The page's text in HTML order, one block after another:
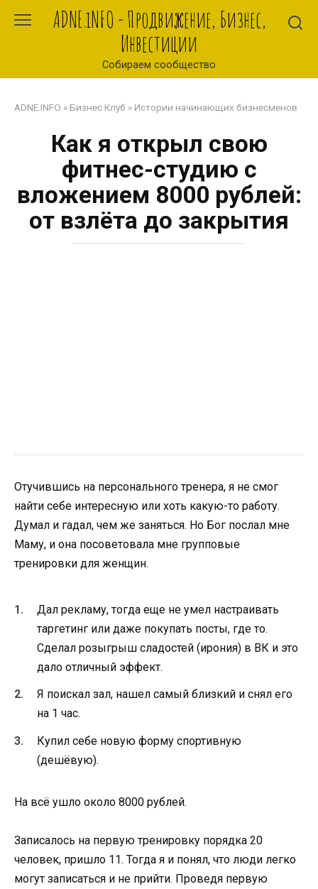
ADNE.iNFO - Продвижение, Бизнес,
Инвестиции
Собираем сообщество
ADNE.INFO »Бизнес Клуб » Истории начинающих бизнесменов
Как я открыл свою
фитнес-студию с
вложением 8000 рублей:
от взлёта до закрытия
Отучившись на персонального тренера, я не смог
найти себе интересную или хоть какую-то работу.
Думал и гадал, чем же заняться. Но Бог послал мне
Маму, и она посоветовала мне групповые
тренировки для женщин.
Дал рекламу, тогда еще не умел настраивать
таргетинг или даже покупать посты, где то.
Сделал розыгрыш сладостей (ирония) в ВК и это
дало отличный эффект.
Я поискал зал, нашел самый близкий и снял его
на 1 час.
Купил себе новую форму спортивную
(дешёвую).
На всё ушло около 8000 рублей.
Записалось на первую тренировку порядка 20
человек, пришло 11. Тогда я и понял, что люди легко
могут записаться и не прийти. Проведя первую